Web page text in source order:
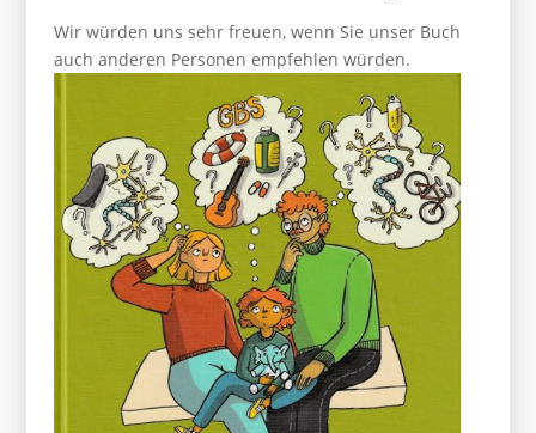
Wir würden uns sehr freuen, wenn Sie unser Buch
auch anderen Personen empfehlen würden.